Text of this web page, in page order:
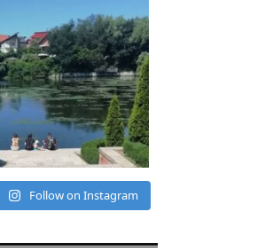
Follow on Instagram